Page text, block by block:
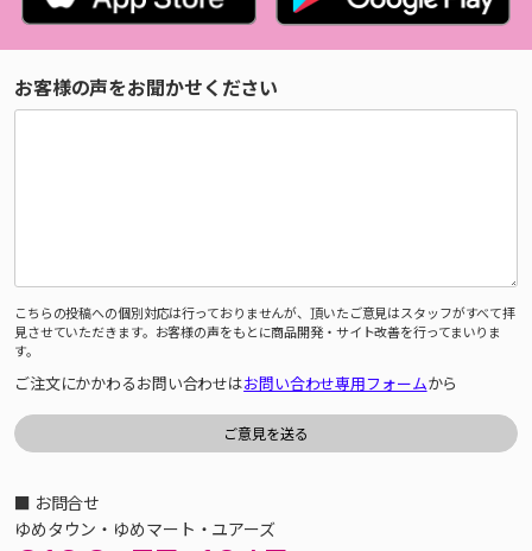
お客様の声をお聞かせください
こちらの投稿への個別対応は行っておりませんが、頂いたご意見はスタッフがすべて拝
見させていただきます。お客様の声をもとに商品開発・サイト改善を行ってまいりま
す。
ご注文にかかわるお問い合わせはお問い合わせ専用フォームから
■ お問合せ
ゆめタウン・ゆめマート・ユアーズ